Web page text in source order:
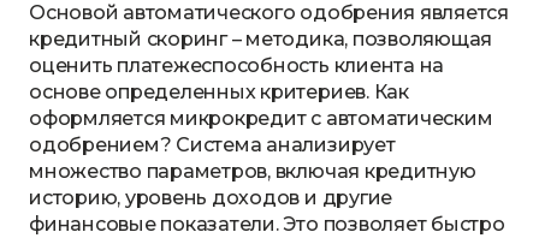
Основой автоматического одобрения является
кредитный скоринг – методика, позволяющая
оценить платежеспособность клиента на
основе определенных критериев. Как
оформляется микрокредит с автоматическим
одобрением? Система анализирует
множество параметров, включая кредитную
историю, уровень доходов и другие
финансовые показатели. Это позволяет быстро